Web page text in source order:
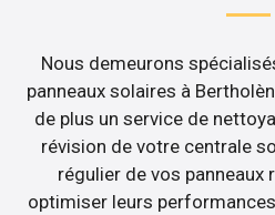
Nous demeurons
panneaux solaires à
de plus un service de
révision de votre centrale
régulier de vos
optimiser leurs